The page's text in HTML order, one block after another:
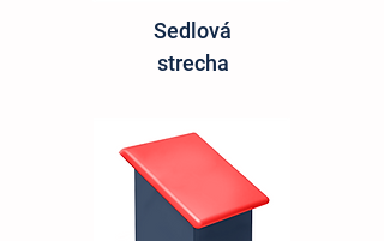
Sedlová
strecha